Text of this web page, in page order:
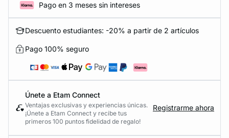
Pago en 3 meses sin intereses
Descuento estudiantes: -20% a partir de 2 artículos
Pago 100% seguro
Únete a Etam Connect
Ventajas exclusivas y experiencias únicas.
¡Únete a Etam Connect y recibe tus
primeros 100 puntos fidelidad de regalo!
Registrarme ahora